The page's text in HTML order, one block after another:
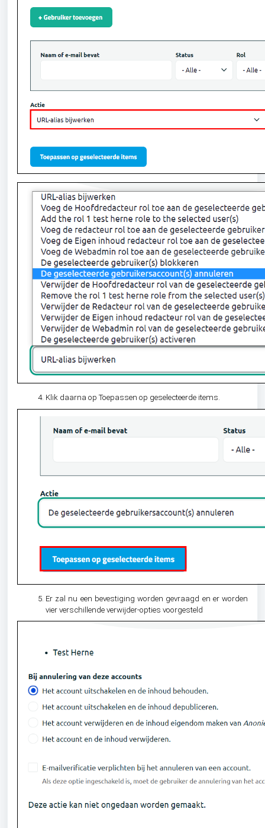
Klik daarna op Toepassen op geselecteerde items.
Er zal nu een bevestiging worden gevraagd en er worden
vier verschillende verwijder-opties voorgesteld